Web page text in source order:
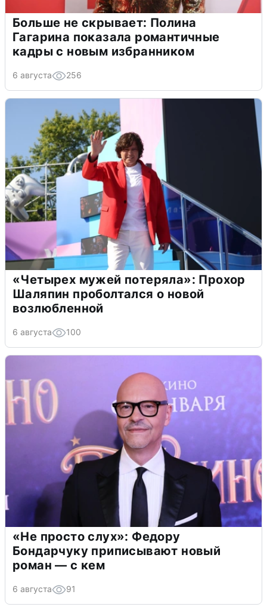
Больше не скрывает: Полина
Гагарина показала романтичные
кадры с новым избранником
6 августа 256
«Четырех мужей потеряла»: Прохор
Шаляпин проболтался о новой
возлюбленной
6 августа 100
«Не просто слух»: Федору
Бондарчуку приписывают новый
роман — с кем
6 августа 91